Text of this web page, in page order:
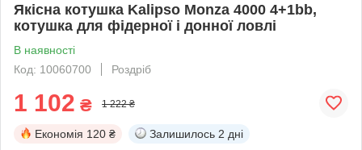
Якісна котушка Kalipso Monza 4000 4+1bb,
котушка для фідерної і донної ловлі
В наявності
Код: 10060700
Роздріб
1 102 ₴ 1 222 ₴
Економія 120 ₴ Залишилось 2 дні